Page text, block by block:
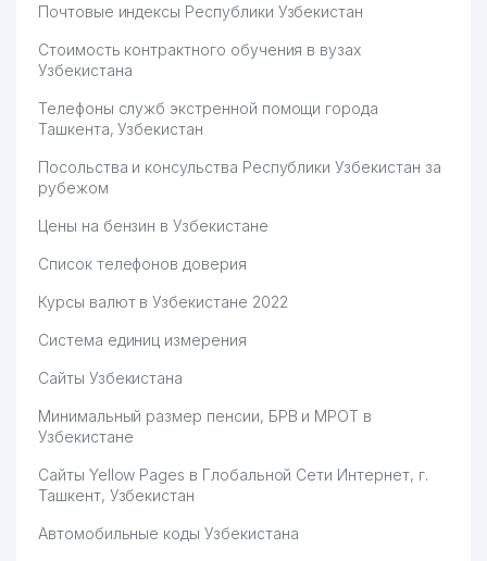
Почтовые индексы Республики Узбекистан
Стоимость контрактного обучения в вузах
Узбекистана
Телефоны служб экстренной помощи города
Ташкента, Узбекистан
Посольства и консульства Республики Узбекистан за
рубежом
Цены на бензин в Узбекистане
Список телефонов доверия
Курсы валют в Узбекистане 2022
Система единиц измерения
Сайты Узбекистана
Минимальный размер пенсии, БРВ и МРОТ в
Узбекистане
Сайты Yellow Pages в Глобальной Сети Интернет, г.
Ташкент, Узбекистан
Автомобильные коды Узбекистана